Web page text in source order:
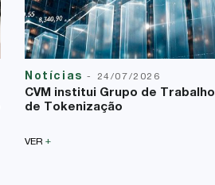
Notícias- 24/07/2026
CVM institui Grupo de Trabalho
de Tokenização
VER +